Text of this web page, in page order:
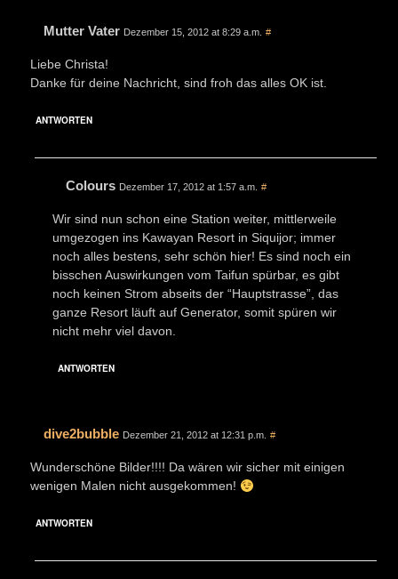
Mutter Vater Dezember 15, 2012 at 8:29 a.m. #
Liebe Christa!
Danke für deine Nachricht, sind froh das alles OK ist.
ANTWORTEN
Colours Dezember 17, 2012 at 1:57 a.m. #
Wir sind nun schon eine Station weiter, mittlerweile
umgezogen ins Kawayan Resort in Siquijor; immer
noch alles bestens, sehr schön hier! Es sind noch ein
bisschen Auswirkungen vom Taifun spürbar, es gibt
noch keinen Strom abseits der “Hauptstrasse”, das
ganze Resort läuft auf Generator, somit spüren wir
nicht mehr viel davon.
ANTWORTEN
dive2bubble Dezember 21, 2012 at 12:31 p.m. #
Wunderschöne Bilder!!!! Da wären wir sicher mit einigen
wenigen Malen nicht ausgekommen!
ANTWORTEN